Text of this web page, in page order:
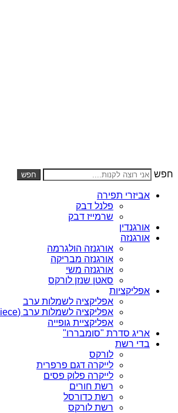
חפש חפש
אביזרי תפירה
פלנל דבק
שרמייז דבק
אורגנדין
אורגנזה
אורגנזה הולגרמה
אורגנזה מבריקה
אורגנזה משי
סאטן שנזן לורקס
אפליקציות
אפליקציה לשמלות ערב
אפליקציה לשמלות ערב (Piece)
אפליקציית גופייה
אריג סדרת "סומבררו"
בדי רשת
לורקס
לייקרה דגם פרפרית
לייקרה פלוק פסים
רשת חורים
רשת כדורסל
רשת לורקס